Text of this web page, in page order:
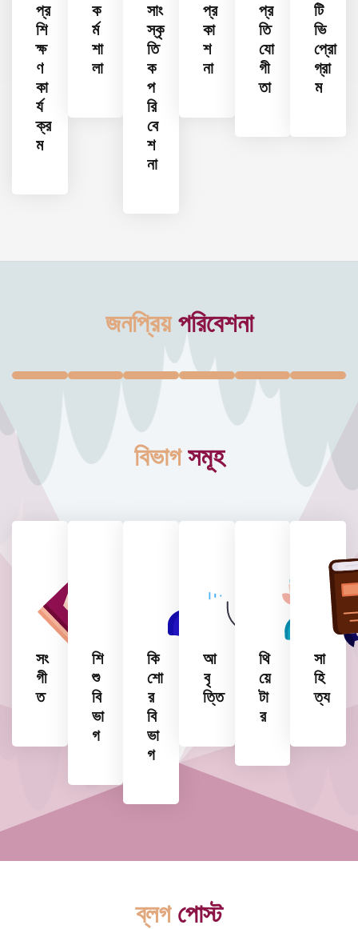
প্র
শি
ক্ষ
ণ
কা
র্য
ক্র
ম
ক
র্ম
শা
লা
সাং
স্কৃ
তি
ক
প
রি
বে
শ
না
প্র
কা
শ
না
প্র
তি
যো
গী
তা
টি
ভি
প্রো
গ্রা
ম
জনপ্রিয় পরিবেশনা
বিভাগ সমূহ
সং
গী
ত
শি
শু
বি
ভা
গ
কি
শো
র
বি
ভা
গ
আ
বৃ
ত্তি
থি
য়ে
টা
র
সা
হি
ত্য
ব্লগ পোস্ট